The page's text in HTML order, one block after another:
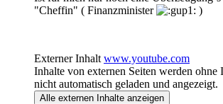
"Cheffin" ( Finanzminister
)
Externer Inhalt www.youtube.com
Inhalte von externen Seiten werden ohne
nicht automatisch geladen und angezeigt.
Alle externen Inhalte anzeigen